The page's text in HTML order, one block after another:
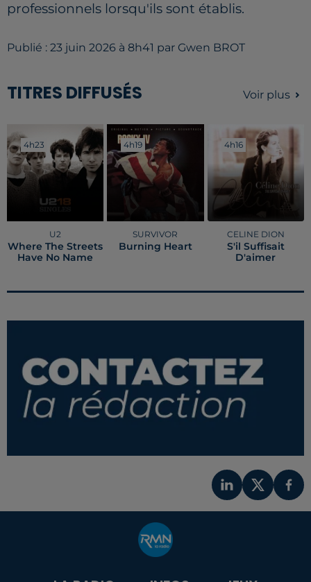
professionnels lorsqu'ils sont établis.
Publié : 23 juin 2026 à 8h41 par Gwen BROT
TITRES DIFFUSÉS Voir plus
4h23
4h23
U2
Where The Streets
Have No Name
4h19
4h19
SURVIVOR
Burning Heart
4h16
4h16
CELINE DION
S'il Suffisait
D'aimer